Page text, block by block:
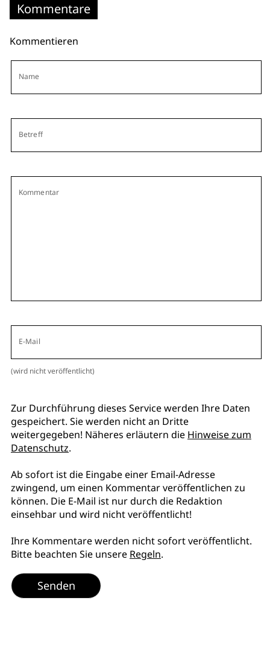
Kommentare
Kommentieren
Name
Betreff
Kommentar
E-Mail
(wird nicht veröffentlicht)
Zur Durchführung dieses Service werden Ihre Daten
gespeichert. Sie werden nicht an Dritte
weitergegeben! Näheres erläutern die Hinweise zum
Datenschutz.
Ab sofort ist die Eingabe einer Email-Adresse
zwingend, um einen Kommentar veröffentlichen zu
können. Die E-Mail ist nur durch die Redaktion
einsehbar und wird nicht veröffentlicht!
Ihre Kommentare werden nicht sofort veröffentlicht.
Bitte beachten Sie unsere Regeln.
Senden